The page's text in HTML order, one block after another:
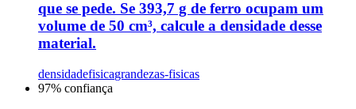
que se pede. Se 393,7 g de ferro ocupam um
volume de 50 cm³, calcule a densidade desse
material.
densidadefisicagrandezas-fisicas
97% confiança